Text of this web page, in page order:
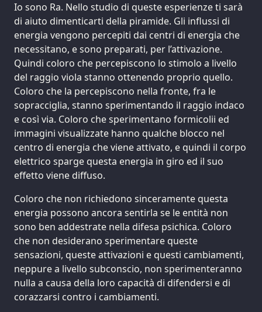
Io sono Ra. Nello studio di queste esperienze ti sarà
di aiuto dimenticarti della piramide. Gli influssi di
energia vengono percepiti dai centri di energia che
necessitano, e sono preparati, per l’attivazione.
Quindi coloro che percepiscono lo stimolo a livello
del raggio viola stanno ottenendo proprio quello.
Coloro che la percepiscono nella fronte, fra le
sopracciglia, stanno sperimentando il raggio indaco
e così via. Coloro che sperimentano formicolii ed
immagini visualizzate hanno qualche blocco nel
centro di energia che viene attivato, e quindi il corpo
elettrico sparge questa energia in giro ed il suo
effetto viene diffuso.
Coloro che non richiedono sinceramente questa
energia possono ancora sentirla se le entità non
sono ben addestrate nella difesa psichica. Coloro
che non desiderano sperimentare queste
sensazioni, queste attivazioni e questi cambiamenti,
neppure a livello subconscio, non sperimenteranno
nulla a causa della loro capacità di difendersi e di
corazzarsi contro i cambiamenti.